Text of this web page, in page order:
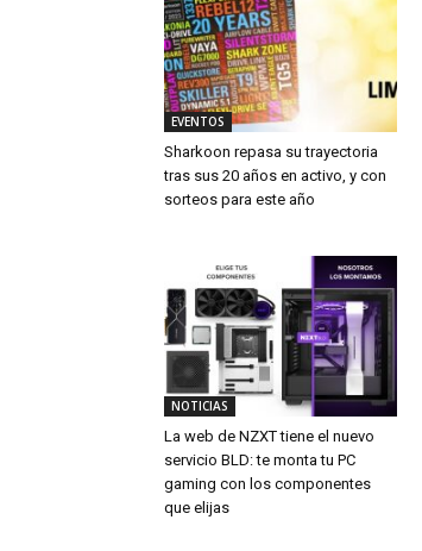
EVENTOS
Sharkoon repasa su trayectoria
tras sus 20 años en activo, y con
sorteos para este año
NOTICIAS
La web de NZXT tiene el nuevo
servicio BLD: te monta tu PC
gaming con los componentes
que elijas